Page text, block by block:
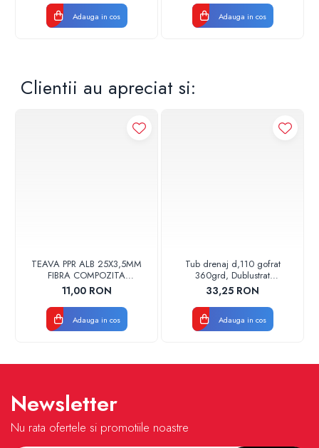
Adauga in cos Adauga in cos
Clientii au apreciat si:
TEAVA PPR ALB 25X3,5MM
FIBRA COMPOZITA
10033025004
VALDUOTHERM VALROM
11,00 RON
Adauga in cos
Tub drenaj d,110 gofrat
360grd, Dublustrat
verde/negru 110152 Drainkit
33,25 RON
Adauga in cos
Newsletter
Nu rata ofertele si promotiile noastre